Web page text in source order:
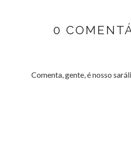
0
Comenta, gente, é nosso